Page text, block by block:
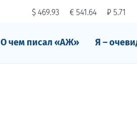
$ 469.93 € 541.64 ₽ 5.71
О чем писал «АЖ» Я –